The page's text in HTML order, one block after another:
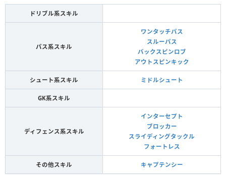
ドリブル系スキル
パス系スキル
ワンタッチパス
スルーパス
バックスピンロブ
アウトスピンキック
シュート系スキル ミドルシュート
GK系スキル
ディフェンス系スキル
インターセプト
ブロッカー
スライディングタックル
フォートレス
その他スキル キャプテンシー